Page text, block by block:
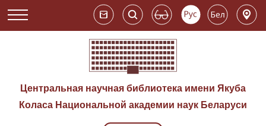
Центральная научная библиотека имени Якуба
Коласа Национальной академии наук Беларуси